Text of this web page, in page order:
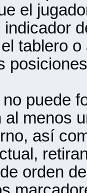
el
tablero
puede
al menos
así
orden